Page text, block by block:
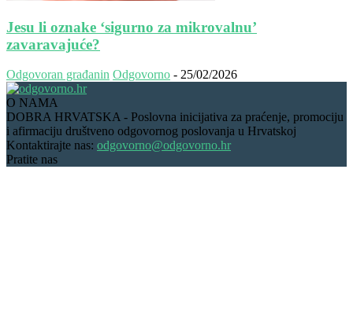
Jesu li oznake ‘sigurno za mikrovalnu’
zavaravajuće?
Odgovoran građanin Odgovorno - 25/02/2026
O NAMA
DOBRA HRVATSKA - Poslovna inicijativa za praćenje, promociju
i afirmaciju društveno odgovornog poslovanja u Hrvatskoj
Kontaktirajte nas: odgovorno@odgovorno.hr
Pratite nas